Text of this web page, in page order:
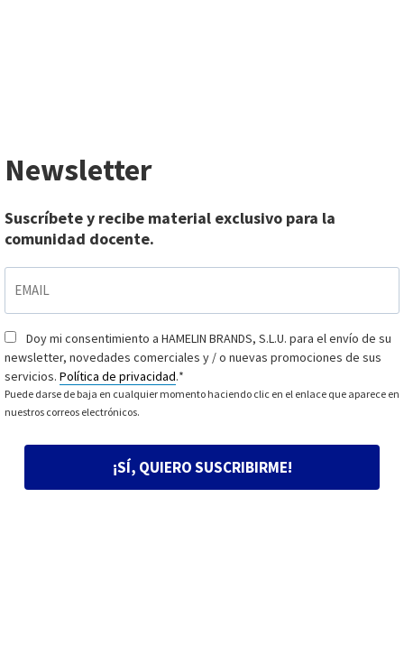
Newsletter
Suscríbete y recibe material exclusivo para la
comunidad docente.
Consentimiento*
Doy mi consentimiento a HAMELIN BRANDS, S.L.U. para el envío de su
newsletter, novedades comerciales y / o nuevas promociones de sus
servicios. Política de privacidad.*
Puede darse de baja en cualquier momento haciendo clic en el enlace que aparece en
nuestros correos electrónicos.